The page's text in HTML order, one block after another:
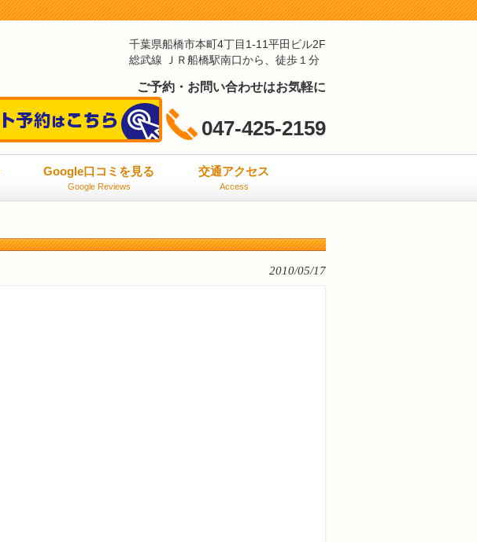
千葉県船橋市本町4丁目1-11平田ビル2F
総武線 ＪＲ船橋駅南口から、徒歩１分
ご予約・お問い合わせはお気軽に
047-425-2159
Google口コミを見る
Google Reviews
交通アクセス
Access
2010/05/17